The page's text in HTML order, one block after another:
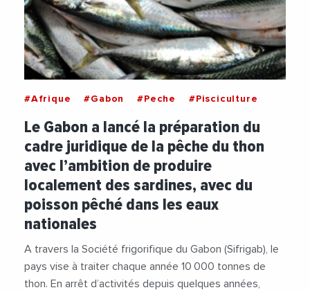
#Afrique #Gabon #Peche #Pisciculture
Le Gabon a lancé la préparation du
cadre juridique de la pêche du thon
avec l’ambition de produire
localement des sardines, avec du
poisson pêché dans les eaux
nationales
A travers la Société frigorifique du Gabon (Sifrigab), le
pays vise à traiter chaque année 10 000 tonnes de
thon. En arrêt d’activités depuis quelques années,